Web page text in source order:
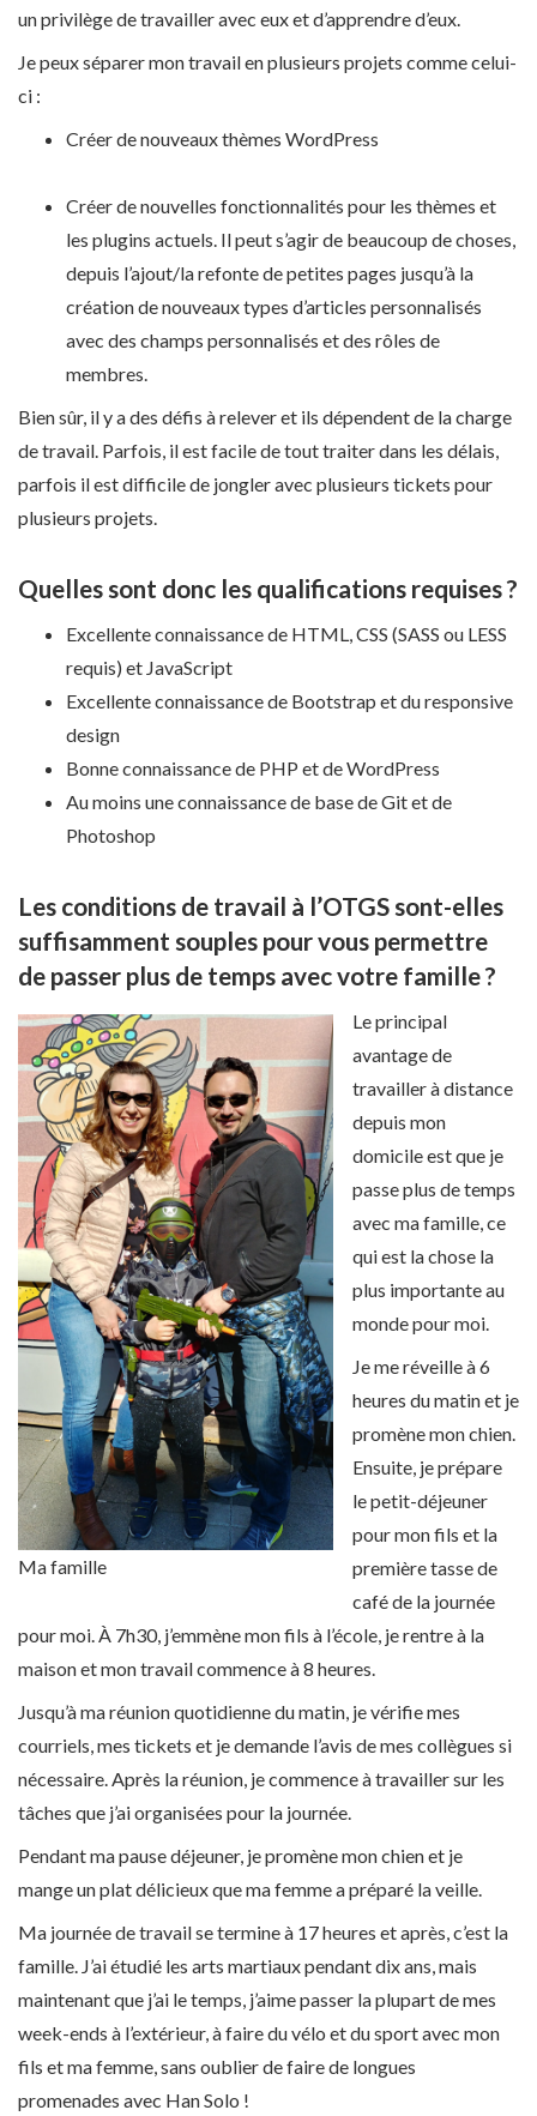
un privilège de travailler avec eux et d’apprendre d’eux.
Je peux séparer mon travail en plusieurs projets comme celui-
ci :
Créer de nouveaux thèmes WordPress
Créer de nouvelles fonctionnalités pour les thèmes et
les plugins actuels. Il peut s’agir de beaucoup de choses,
depuis l’ajout/la refonte de petites pages jusqu’à la
création de nouveaux types d’articles personnalisés
avec des champs personnalisés et des rôles de
membres.
Bien sûr, il y a des défis à relever et ils dépendent de la charge
de travail. Parfois, il est facile de tout traiter dans les délais,
parfois il est difficile de jongler avec plusieurs tickets pour
plusieurs projets.
Quelles sont donc les qualifications requises ?
Excellente connaissance de HTML, CSS (SASS ou LESS
requis) et JavaScript
Excellente connaissance de Bootstrap et du responsive
design
Bonne connaissance de PHP et de WordPress
Au moins une connaissance de base de Git et de
Photoshop
Les conditions de travail à l’OTGS sont-elles
suffisamment souples pour vous permettre
de passer plus de temps avec votre famille ?
Ma famille
Le principal
avantage de
travailler à distance
depuis mon
domicile est que je
passe plus de temps
avec ma famille, ce
qui est la chose la
plus importante au
monde pour moi.
Je me réveille à 6
heures du matin et je
promène mon chien.
Ensuite, je prépare
le petit-déjeuner
pour mon fils et la
première tasse de
café de la journée
pour moi. À 7h30, j’emmène mon fils à l’école, je rentre à la
maison et mon travail commence à 8 heures.
Jusqu’à ma réunion quotidienne du matin, je vérifie mes
courriels, mes tickets et je demande l’avis de mes collègues si
nécessaire. Après la réunion, je commence à travailler sur les
tâches que j’ai organisées pour la journée.
Pendant ma pause déjeuner, je promène mon chien et je
mange un plat délicieux que ma femme a préparé la veille.
Ma journée de travail se termine à 17 heures et après, c’est la
famille. J’ai étudié les arts martiaux pendant dix ans, mais
maintenant que j’ai le temps, j’aime passer la plupart de mes
week-ends à l’extérieur, à faire du vélo et du sport avec mon
fils et ma femme, sans oublier de faire de longues
promenades avec Han Solo !